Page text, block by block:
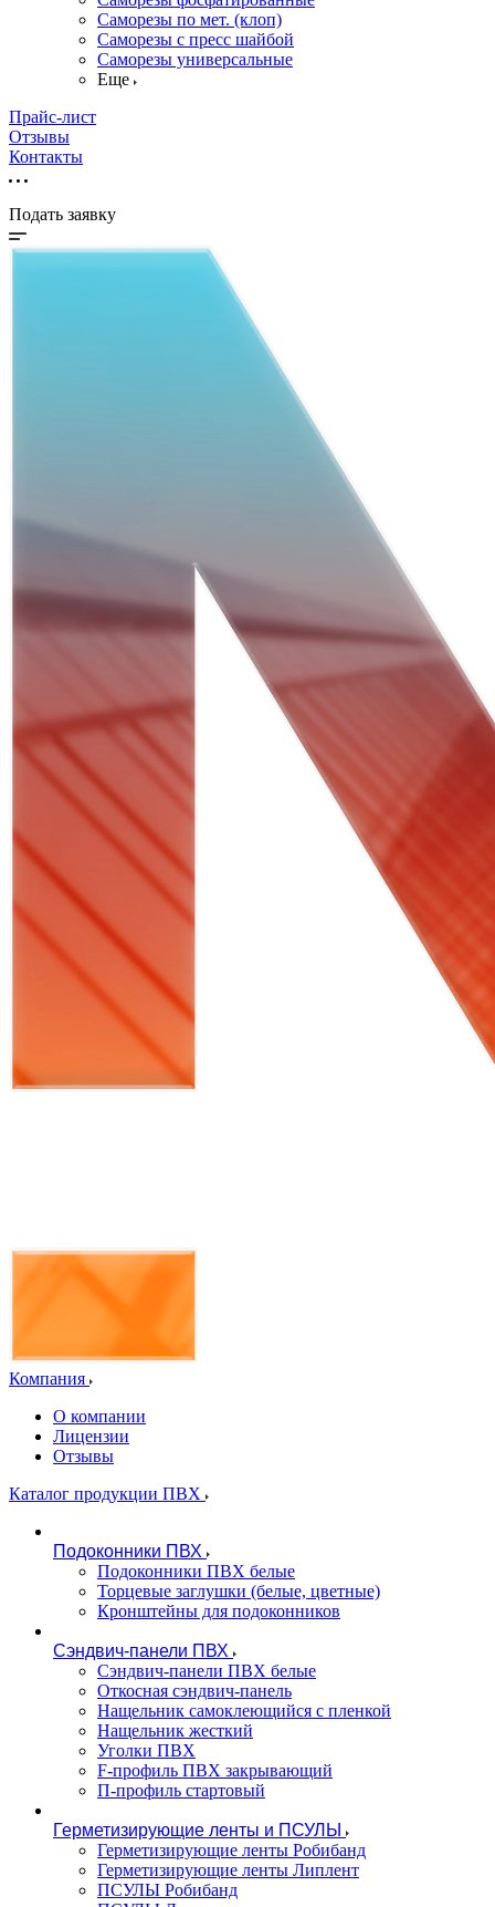
Саморезы по мет. (клоп)
Саморезы с пресс шайбой
Саморезы универсальные
Еще
Прайс-лист
Отзывы
Контакты
Подать заявку
Компания
О компании
Лицензии
Отзывы
Каталог продукции ПВХ
Подоконники ПВХ
Подоконники ПВХ белые
Торцевые заглушки (белые, цветные)
Кронштейны для подоконников
Сэндвич-панели ПВХ
Сэндвич-панели ПВХ белые
Откосная сэндвич-панель
Нащельник самоклеющийся с пленкой
Нащельник жесткий
Уголки ПВХ
F-профиль ПВХ закрывающий
П-профиль стартовый
Герметизирующие ленты и ПСУЛЫ
Герметизирующие ленты Робибанд
Герметизирующие ленты Липлент
ПСУЛЫ Робибанд